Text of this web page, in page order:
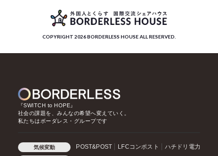
COPYRIGHT 2026 BORDERLESS HOUSE ALL RESERVED.
『SWITCH to HOPE』
社会の課題を、みんなの希望へ変えていく。
私たちはボーダレス・グループです
気候変動 POST&POST LFCコンポスト ハチドリ電力